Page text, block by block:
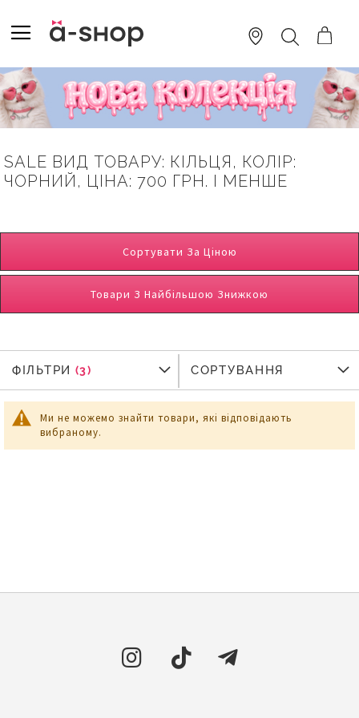
TO
CONTENT
ПОШУК
SALE ВИД ТОВАРУ: КІЛЬЦЯ, КОЛІР:
ЧОРНИЙ, ЦІНА: 700 ГРН. І МЕНШЕ
Сортувати За Ціною
Товари З Найбільшою Знижкою
Ми не можемо знайти товари, які відповідають
вибраному.
ФІЛЬТРИ
ФІЛЬТРИ СОРТУВАННЯ